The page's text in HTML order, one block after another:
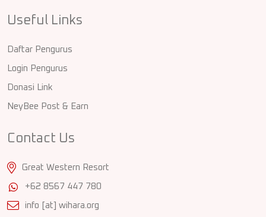
Useful Links
Daftar Pengurus
Login Pengurus
Donasi Link
NeyBee Post & Earn
Contact Us
Great Western Resort
+62 8567 447 780
info [at] wihara.org